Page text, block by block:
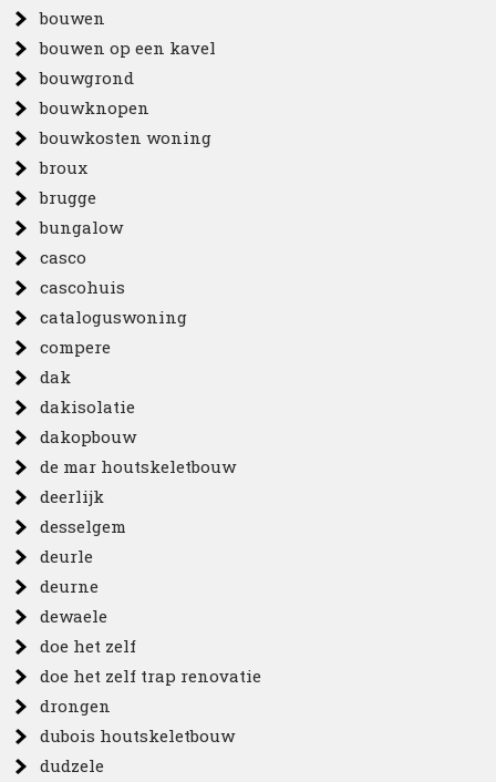
bouwen
bouwen op een kavel
bouwgrond
bouwknopen
bouwkosten woning
broux
brugge
bungalow
casco
cascohuis
cataloguswoning
compere
dak
dakisolatie
dakopbouw
de mar houtskeletbouw
deerlijk
desselgem
deurle
deurne
dewaele
doe het zelf
doe het zelf trap renovatie
drongen
dubois houtskeletbouw
dudzele